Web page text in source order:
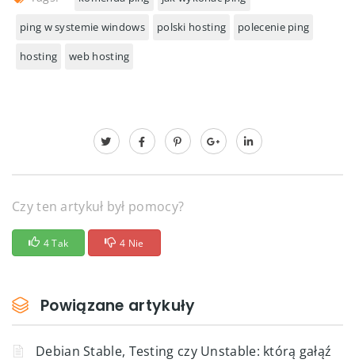
ping w systemie windows polski hosting polecenie ping
hosting web hosting
Czy ten artykuł był pomocy?
4 Tak 4 Nie
Powiązane artykuły
Debian Stable, Testing czy Unstable: którą gałąź